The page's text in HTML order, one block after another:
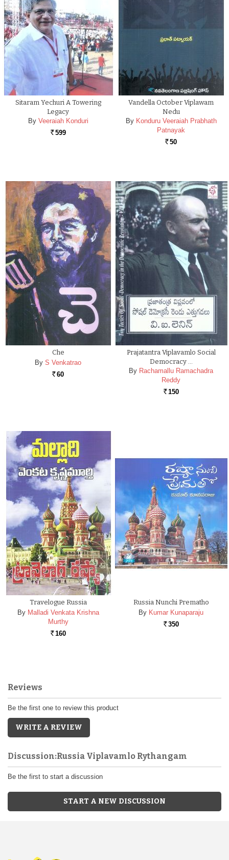
Sitaram Yechuri A Towering
Legacy
By Veeraiah Konduri
Rs. 599
Vandella October Viplawam
Nedu
By Konduru Veeraiah Prabhath
Patnayak
Rs. 50
Che
By S Venkatrao
Rs. 60
Prajatantra Viplavamlo Social
Democracy …
By Rachamallu Ramachadra
Reddy
Rs. 150
Travelogue Russia
By Malladi Venkata Krishna
Murthy
Rs. 160
Russia Nunchi Prematho
By Kumar Kunaparaju
Rs. 350
Reviews
Be the first one to review this product
WRITE A REVIEW
Discussion:Russia Viplavamlo Rythangam
Be the first to start a discussion
START A NEW DISCUSSION